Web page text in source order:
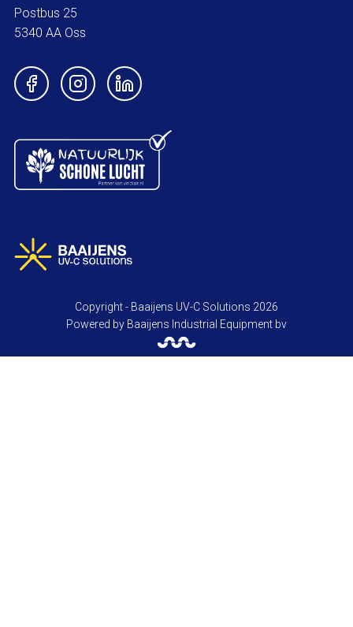
Postbus 25
5340 AA Oss
Copyright - Baaijens UV-C Solutions 2026
Powered by Baaijens Industrial Equipment bv